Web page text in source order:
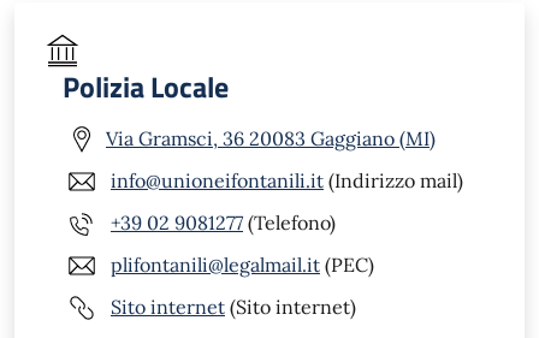
Polizia Locale
Via Gramsci, 36 20083 Gaggiano (MI)
info@unioneifontanili.it (Indirizzo mail)
+39 02 9081277 (Telefono)
plifontanili@legalmail.it (PEC)
Sito internet (Sito internet)